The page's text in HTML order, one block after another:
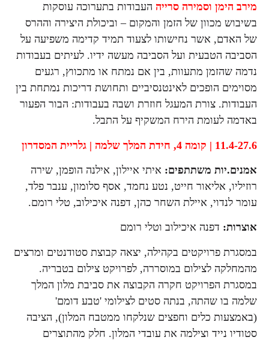
מירב הימן וסמירה סרייה העבודות בתערוכה עוסקות
בשיבוש מכוון של הזמן והמקום – וביכולת היצירה וההרס
של האדם, אשר נחישותו לצעוד תמיד קדימה משפיעה על
הסביבה הטבעית ועל הסביבה מעשה ידיו. לעיתים בעבודות
נדמה שהזמן מתעוות, בין אם נמתח או מתכווץ, רגעים
מסוימים הופכים לאינטנסיביים ותחושת דריכות נמתחת בין
העבודות. צורת המעגל חוזרת ושבה בעבודות: הבור הפעור
באדמה לעומת הירח המשקיף על התבל.
11.4-27.6 | קומה 4, חידת המלך שלמה | גלריית המסדרון
אמנים.יות משתתפים: איתי איילון, אילנה הופמן, שירה
רוזיליו, אליאור חייט, נטע נחמד, אסף סלומון, ענבר פלד,
עומר לנדוי, איילת השחר כהן, דפנה איכילוב, טלי רומם.
אוצרות: דפנה איכילוב וטלי רומם
במסגרת פרויקטים בקהילה, יצאה קבוצת סטודנטים ומרצים
מהמחלקה לצילום במוסררה, לפרויקט צילום בטבריה.
במסגרת הפרויקט חקרה הקבוצה את סביבת מלון המלך
שלמה בו שהתה, בנתה סטים לצילומי 'טבע דומם'
(באמצעות כלים וחפצים שנלקחו ממטבח המלון), הציבה
סטודיו נייד וצילמה את עובדי המלון. חלק מהתוצרים